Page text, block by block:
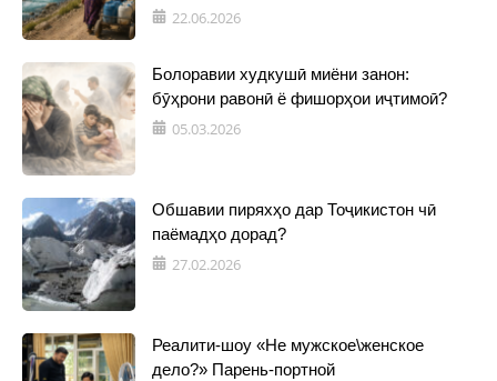
22.06.2026
Болоравии худкушӣ миёни занон:
бӯҳрони равонӣ ё фишорҳои иҷтимоӣ?
05.03.2026
Обшавии пиряхҳо дар Тоҷикистон чӣ
паёмадҳо дорад?
27.02.2026
Реалити-шоу «Не мужское\женское
дело?» Парень-портной